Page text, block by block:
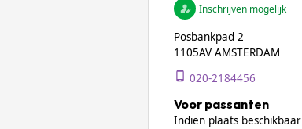
Inschrijven mogelijk
Posbankpad 2
1105AV AMSTERDAM
020-2184456
Voor passanten
Indien plaats beschikbaar